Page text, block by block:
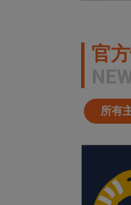
官
所有